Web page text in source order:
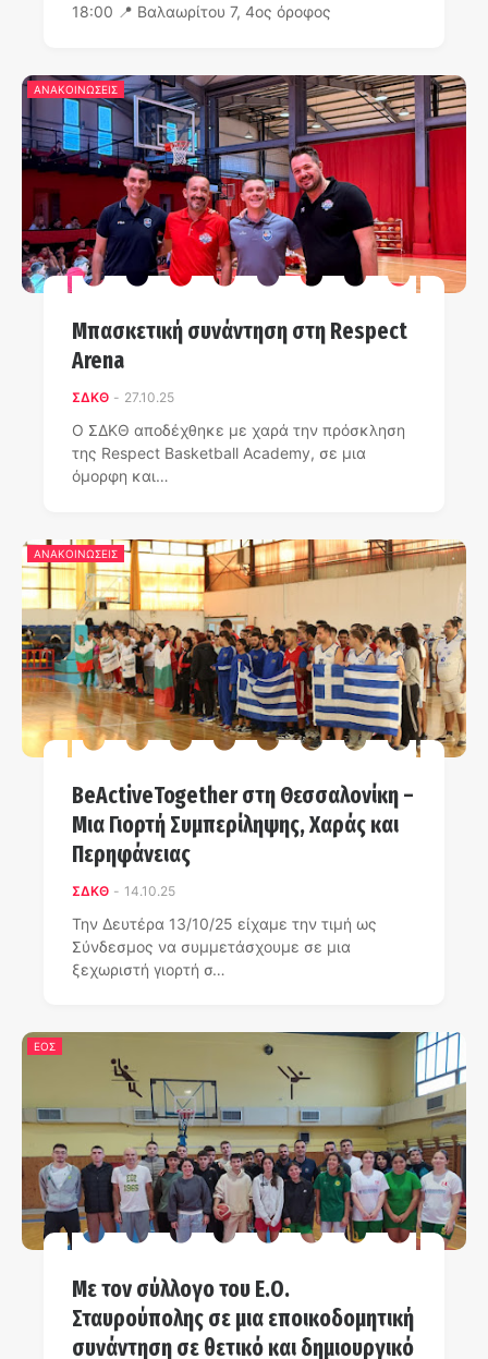
18:00 📍 Βαλαωρίτου 7, 4ος όροφος
ΑΝΑΚΟΙΝΩΣΕΙΣ
Μπασκετική συνάντηση στη Respect
Arena
ΣΔΚΘ - 27.10.25
Ο ΣΔΚΘ αποδέχθηκε με χαρά την πρόσκληση
της Respect Basketball Academy, σε μια
όμορφη και…
ΑΝΑΚΟΙΝΩΣΕΙΣ
BeActiveTogether στη Θεσσαλονίκη –
Μια Γιορτή Συμπερίληψης, Χαράς και
Περηφάνειας
ΣΔΚΘ - 14.10.25
Την Δευτέρα 13/10/25 είχαμε την τιμή ως
Σύνδεσμος να συμμετάσχουμε σε μια
ξεχωριστή γιορτή σ…
ΕΟΣ
Με τον σύλλογο του Ε.Ο.
Σταυρούπολης σε μια εποικοδομητική
συνάντηση σε θετικό και δημιουργικό